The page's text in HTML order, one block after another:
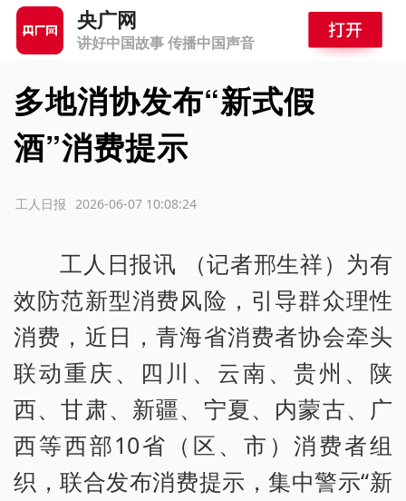
央广网
讲好中国故事 传播中国声音
多地消协发布“新式假
酒”消费提示
2026-06-07 10:08:24
工人日报
工人日报讯 （记者邢生祥）为有
效防范新型消费风险，引导群众理性
消费，近日，青海省消费者协会牵头
联动重庆、四川、云南、贵州、陕
西、甘肃、新疆、宁夏、内蒙古、广
西等西部10省（区、市）消费者组
织，联合发布消费提示，集中警示“新